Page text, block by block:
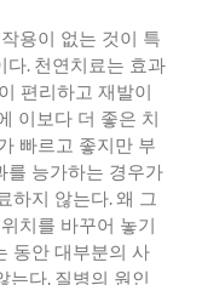
용이 없는 것이 특
다. 천연치료는 효과
편리하고 재발이
이보다 더 좋은 치
빠르고 좋지만 부
를 능가하는 경우가
하지 않는다.왜 그
치를 바꾸어 놓기
동안 대부분의 사
는다. 질병의 원인